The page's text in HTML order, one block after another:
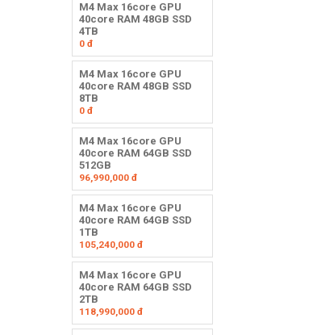
M4 Max 16core GPU
40core RAM 48GB SSD
4TB
0đ
M4 Max 16core GPU
40core RAM 48GB SSD
8TB
0đ
M4 Max 16core GPU
40core RAM 64GB SSD
512GB
96,990,000đ
M4 Max 16core GPU
40core RAM 64GB SSD
1TB
105,240,000đ
M4 Max 16core GPU
40core RAM 64GB SSD
2TB
118,990,000đ